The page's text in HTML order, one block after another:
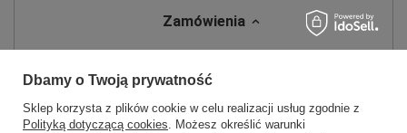
Zamówienia
Śledzenie przesyłki
Chcę zareklamować produkt
Dbamy o Twoją prywatność
Sklep korzysta z plików cookie w celu realizacji usług zgodnie z
Polityką dotyczącą cookies. Możesz określić warunki